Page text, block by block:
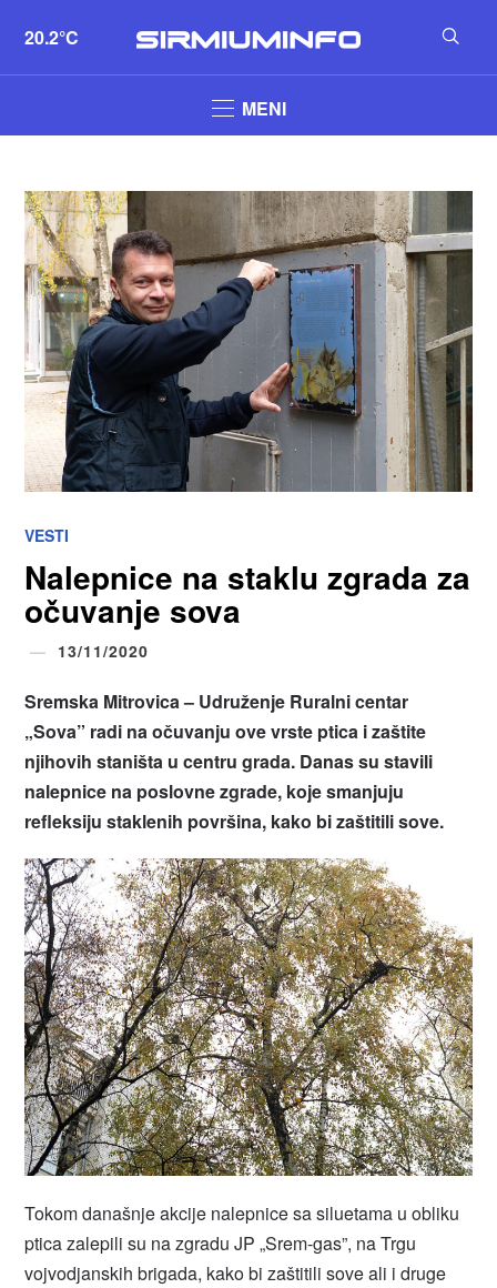
20.2°C
MENI
VESTI
Nalepnice na staklu zgrada za
očuvanje sova
13/11/2020
Sremska Mitrovica – Udruženje Ruralni centar
„Sova” radi na očuvanju ove vrste ptica i zaštite
njihovih staništa u centru grada. Danas su stavili
nalepnice na poslovne zgrade, koje smanjuju
refleksiju staklenih površina, kako bi zaštitili sove.
Tokom današnje akcije nalepnice sa siluetama u obliku
ptica zalepili su na zgradu JP „Srem-gas”, na Trgu
vojvodjanskih brigada, kako bi zaštitili sove ali i druge